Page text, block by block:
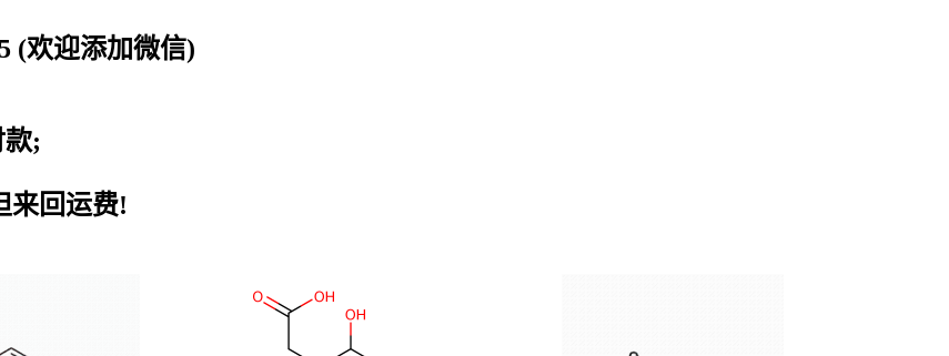
(欢迎添加微信)
款;
来回运费!